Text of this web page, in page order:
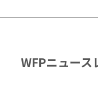
WFPニュース